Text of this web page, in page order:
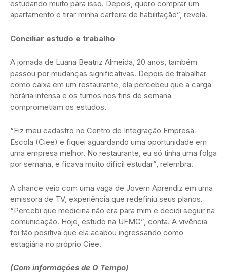
estudando muito para isso. Depois, quero comprar um
apartamento e tirar minha carteira de habilitação”, revela.
Conciliar estudo e trabalho
A jornada de Luana Beatriz Almeida, 20 anos, também
passou por mudanças significativas. Depois de trabalhar
como caixa em um restaurante, ela percebeu que a carga
horária intensa e os turnos nos fins de semana
comprometiam os estudos.
“Fiz meu cadastro no Centro de Integração Empresa-
Escola (Ciee) e fiquei aguardando uma oportunidade em
uma empresa melhor. No restaurante, eu só tinha uma folga
por semana, e ficava muito difícil estudar”, relembra.
A chance veio com uma vaga de Jovem Aprendiz em uma
emissora de TV, experiência que redefiniu seus planos.
“Percebi que medicina não era para mim e decidi seguir na
comunicação. Hoje, estudo na UFMG”, conta. A vivência
foi tão positiva que ela acabou ingressando como
estagiária no próprio Ciee.
(Com informações de O Tempo)